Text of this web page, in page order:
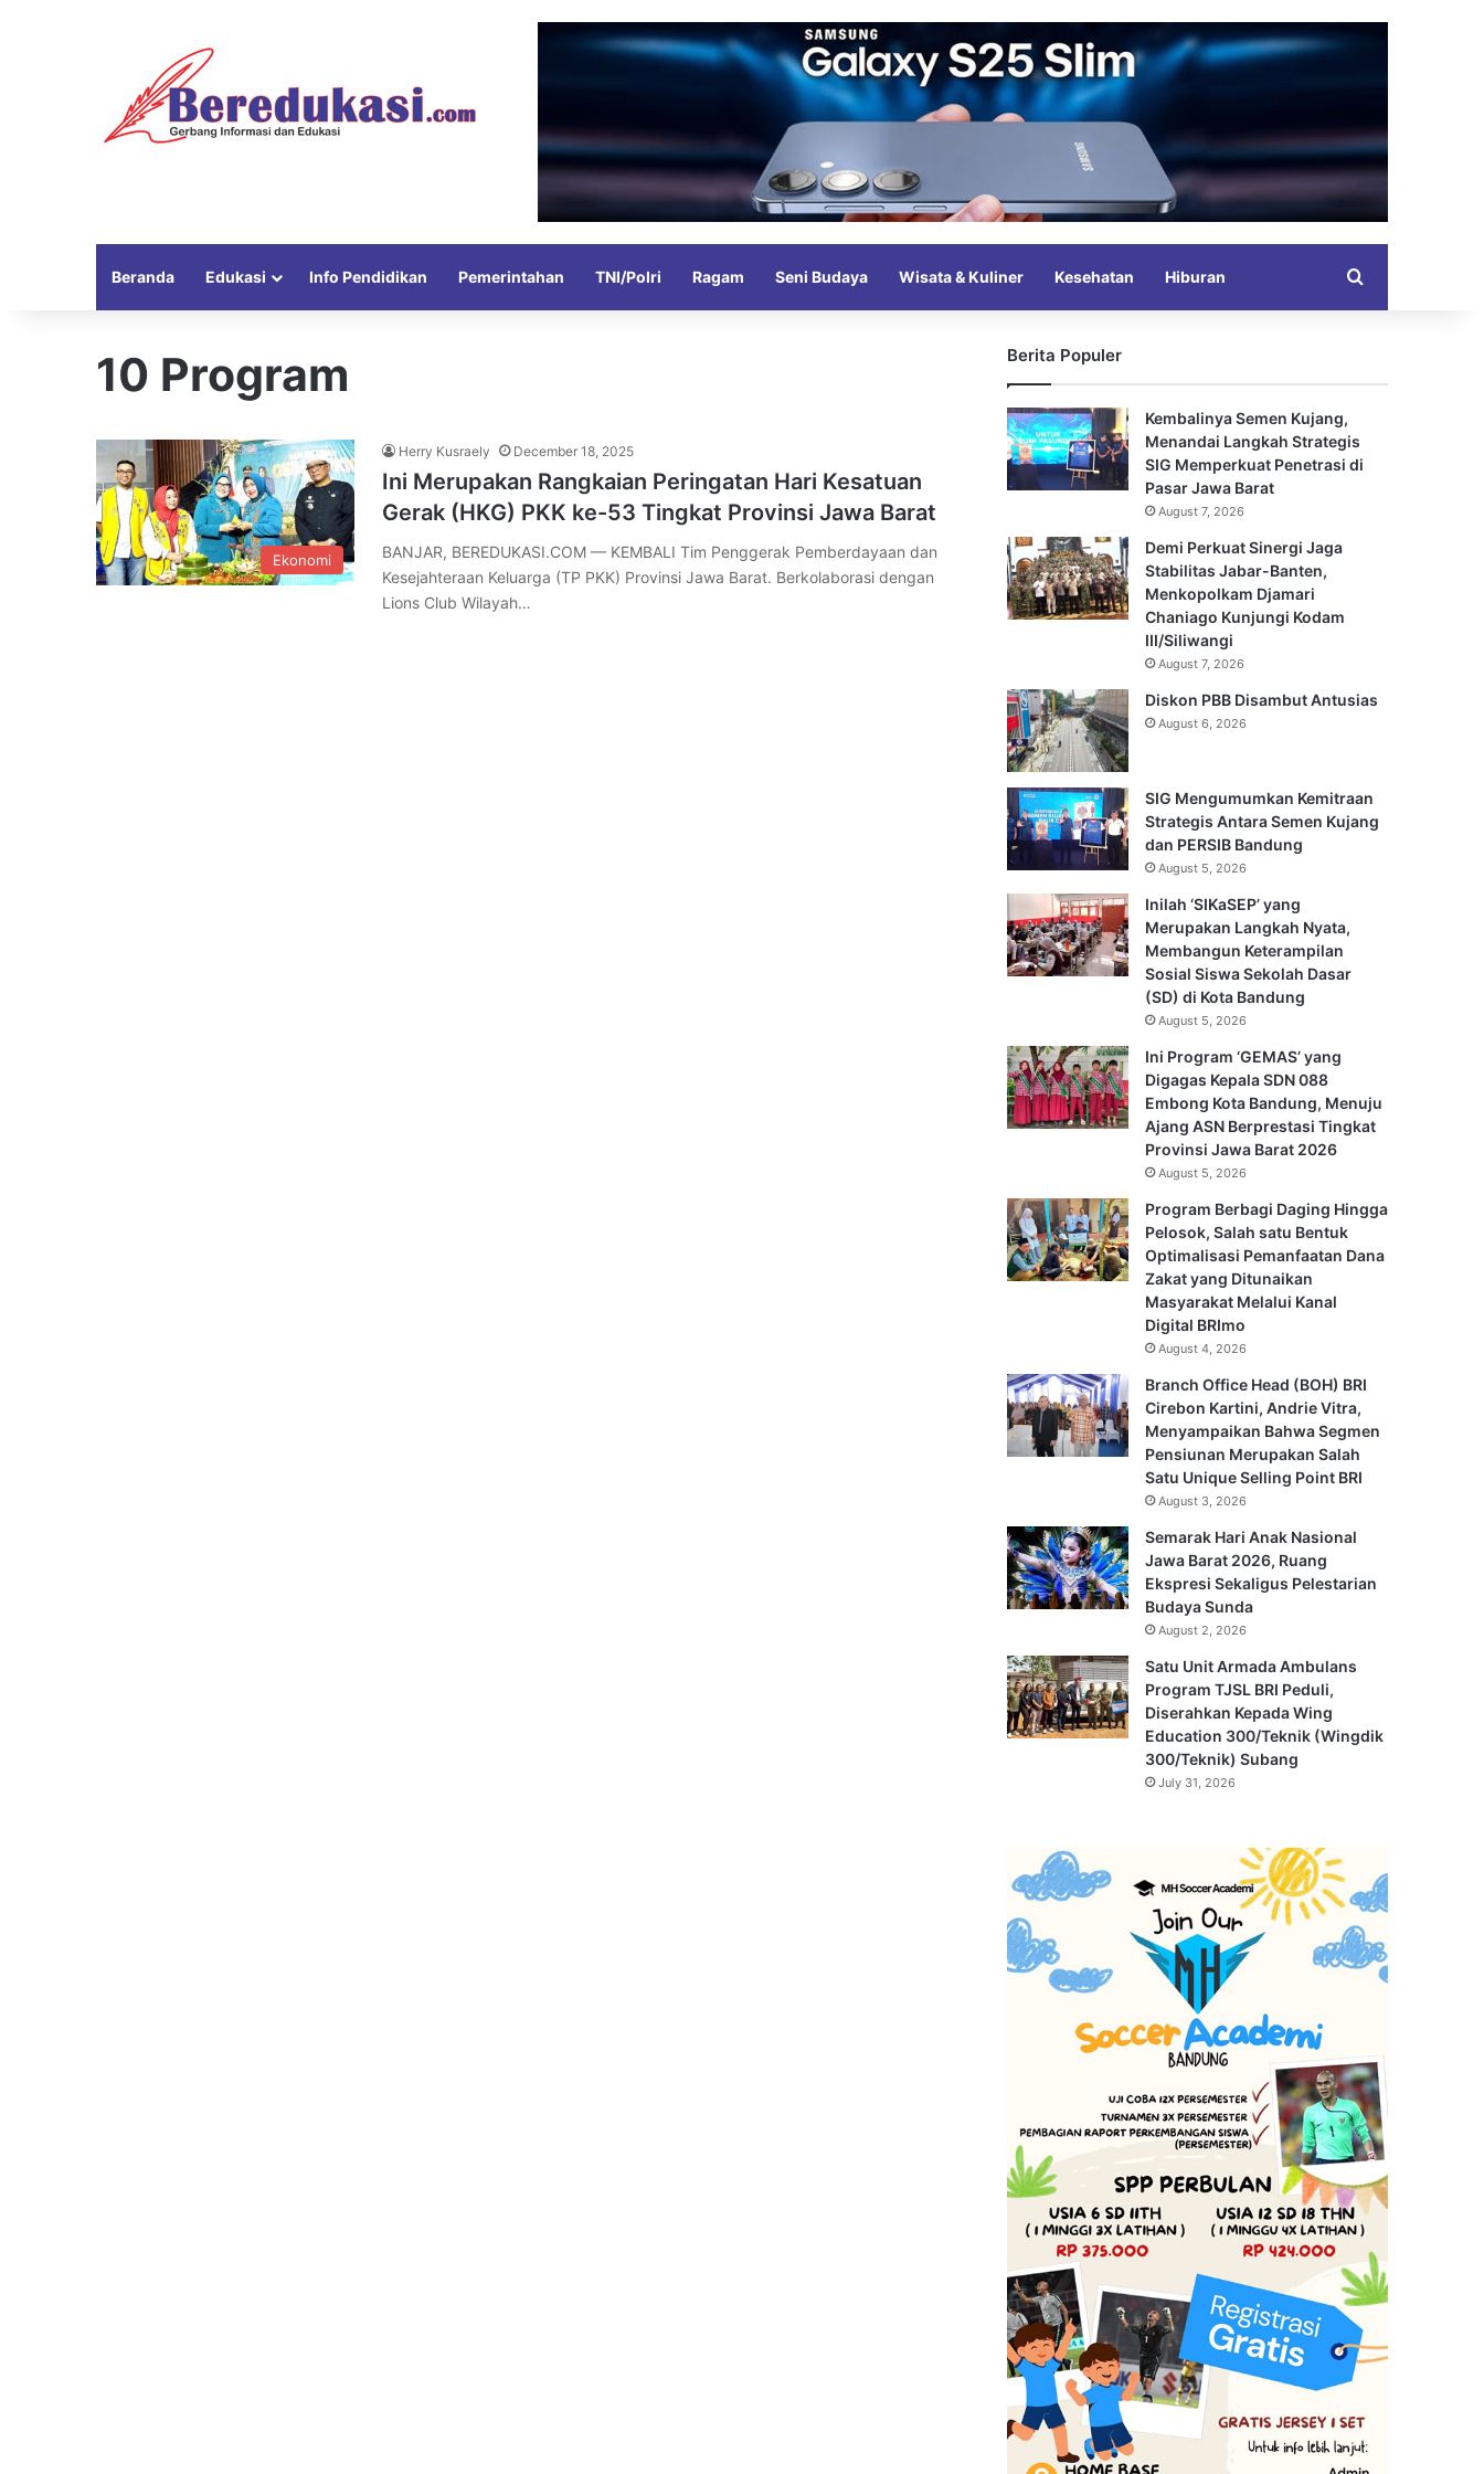
Beranda Edukasi Info Pendidikan Pemerintahan TNI/Polri Ragam Seni Budaya Wisata & Kuliner Kesehatan Hiburan
10 Program
Ekonomi
Herry Kusraely December 18, 2025
Ini Merupakan Rangkaian Peringatan Hari Kesatuan
Gerak (HKG) PKK ke-53 Tingkat Provinsi Jawa Barat
BANJAR, BEREDUKASI.COM — KEMBALI Tim Penggerak Pemberdayaan dan
Kesejahteraan Keluarga (TP PKK) Provinsi Jawa Barat. Berkolaborasi dengan
Lions Club Wilayah…
Berita Populer
Kembalinya Semen Kujang,
Menandai Langkah Strategis
SIG Memperkuat Penetrasi di
Pasar Jawa Barat
August 7, 2026
Demi Perkuat Sinergi Jaga
Stabilitas Jabar-Banten,
Menkopolkam Djamari
Chaniago Kunjungi Kodam
III/Siliwangi
August 7, 2026
Diskon PBB Disambut Antusias
August 6, 2026
SIG Mengumumkan Kemitraan
Strategis Antara Semen Kujang
dan PERSIB Bandung
August 5, 2026
Inilah ‘SIKaSEP’ yang
Merupakan Langkah Nyata,
Membangun Keterampilan
Sosial Siswa Sekolah Dasar
(SD) di Kota Bandung
August 5, 2026
Ini Program ‘GEMAS’ yang
Digagas Kepala SDN 088
Embong Kota Bandung, Menuju
Ajang ASN Berprestasi Tingkat
Provinsi Jawa Barat 2026
August 5, 2026
Program Berbagi Daging Hingga
Pelosok, Salah satu Bentuk
Optimalisasi Pemanfaatan Dana
Zakat yang Ditunaikan
Masyarakat Melalui Kanal
Digital BRImo
August 4, 2026
Branch Office Head (BOH) BRI
Cirebon Kartini, Andrie Vitra,
Menyampaikan Bahwa Segmen
Pensiunan Merupakan Salah
Satu Unique Selling Point BRI
August 3, 2026
Semarak Hari Anak Nasional
Jawa Barat 2026, Ruang
Ekspresi Sekaligus Pelestarian
Budaya Sunda
August 2, 2026
Satu Unit Armada Ambulans
Program TJSL BRI Peduli,
Diserahkan Kepada Wing
Education 300/Teknik (Wingdik
300/Teknik) Subang
July 31, 2026